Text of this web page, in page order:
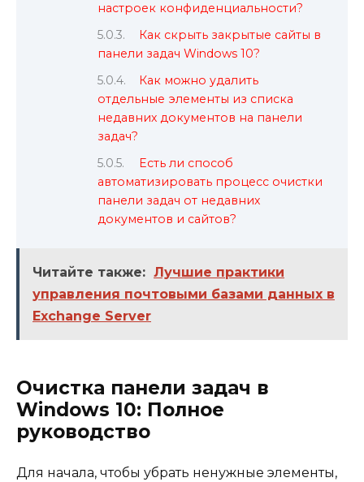
настроек конфиденциальности?
Как скрыть закрытые сайты в
панели задач Windows 10?
Как можно удалить
отдельные элементы из списка
недавних документов на панели
задач?
Есть ли способ
автоматизировать процесс очистки
панели задач от недавних
документов и сайтов?
Читайте также: Лучшие практики
управления почтовыми базами данных в
Exchange Server
Очистка панели задач в
Windows 10: Полное
руководство
Для начала, чтобы убрать ненужные элементы,